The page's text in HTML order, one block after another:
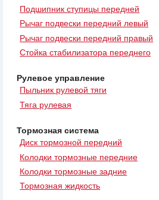
Подшипник ступицы передней
Рычаг подвески передний левый
Рычаг подвески передний правый
Стойка стабилизатора переднего
Рулевое управление
Пыльник рулевой тяги
Тяга рулевая
Тормозная система
Диск тормозной передний
Колодки тормозные передние
Колодки тормозные задние
Тормозная жидкость